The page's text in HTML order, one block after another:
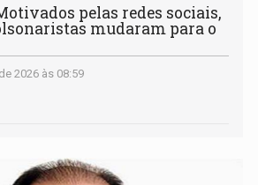
pelas redes sociais,
mudaram para o
2026 às 08:59